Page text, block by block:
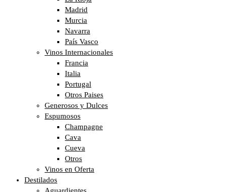
Madrid
Murcia
Navarra
País Vasco
Vinos Internacionales
Francia
Italia
Portugal
Otros Paises
Generosos y Dulces
Espumosos
Champagne
Cava
Cueva
Otros
Vinos en Oferta
Destilados